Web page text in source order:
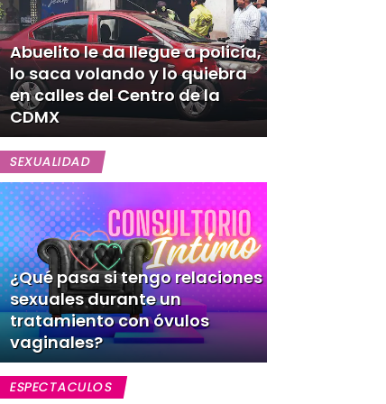
Abuelito le da llegue a policía,
lo saca volando y lo quiebra
en calles del Centro de la
CDMX
SEXUALIDAD
¿Qué pasa si tengo relaciones
sexuales durante un
tratamiento con óvulos
vaginales?
ESPECTACULOS